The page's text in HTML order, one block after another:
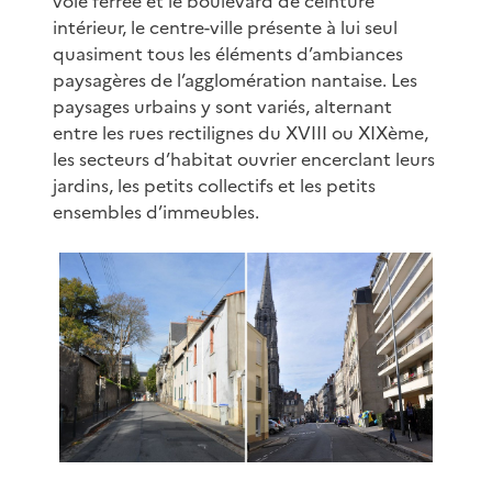
intérieur, le centre-ville présente à lui seul
quasiment tous les éléments d’ambiances
paysagères de l’agglomération nantaise. Les
paysages urbains y sont variés, alternant
entre les rues rectilignes du XVIII ou XIXème,
les secteurs d’habitat ouvrier encerclant leurs
jardins, les petits collectifs et les petits
ensembles d’immeubles.